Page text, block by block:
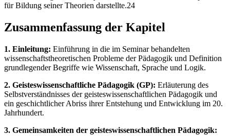
für Bildung seiner Theorien darstellte.24
Zusammenfassung der Kapitel
1. Einleitung: Einführung in die im Seminar behandelten
wissenschaftstheoretischen Probleme der Pädagogik und Definition
grundlegender Begriffe wie Wissenschaft, Sprache und Logik.
2. Geisteswissenschaftliche Pädagogik (GP): Erläuterung des
Selbstverständnisses der geisteswissenschaftlichen Pädagogik und
ein geschichtlicher Abriss ihrer Entstehung und Entwicklung im 20.
Jahrhundert.
3. Gemeinsamkeiten der geisteswissenschaftlichen Pädagogik: